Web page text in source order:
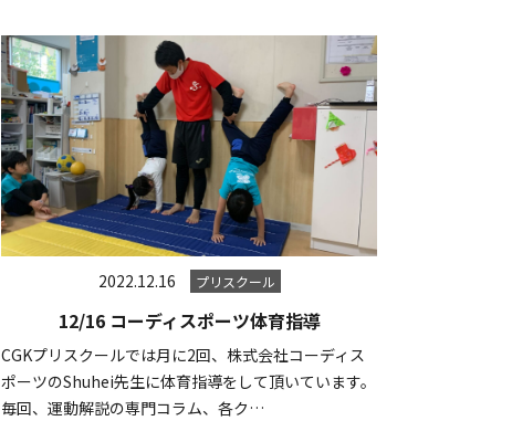
2022.12.16 プリスクール
12/16 コーディスポーツ体育指導
CGKプリスクールでは月に2回、株式会社コーディス
ポーツのShuhei先生に体育指導をして頂いています。
毎回、運動解説の専門コラム、各ク…